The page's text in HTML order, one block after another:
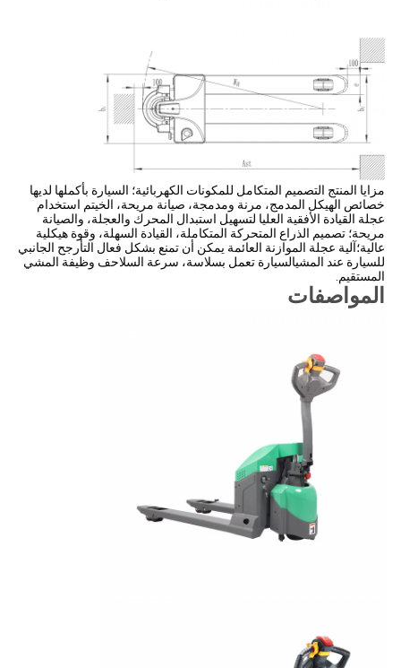
مزايا المنتج التصميم المتكامل للمكونات الكهربائية؛ السيارة بأكملها لديها
خصائص الهيكل المدمج، مرنة ومدمجة، صيانة مريحة، الخيتم استخدام
عجلة القيادة الأفقية العليا لتسهيل استبدال المحرك والعجلة، والصيانة
مريحة؛ تصميم الذراع المتحركة المتكاملة، القيادة السهلة، وقوة هيكلية
عالية؛آلية عجلة الموازنة العائمة يمكن أن تمنع بشكل فعال التأرجح الجانبي
للسيارة عند المشيالسيارة تعمل بسلاسة، سرعة السلاحف وظيفة المشي
المستقيم.
المواصفات